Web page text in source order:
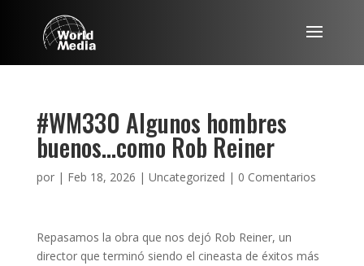
#WM330 Algunos hombres
buenos…como Rob Reiner
por | Feb 18, 2026 | Uncategorized | 0 Comentarios
Repasamos la obra que nos dejó Rob Reiner, un
director que terminó siendo el cineasta de éxitos más